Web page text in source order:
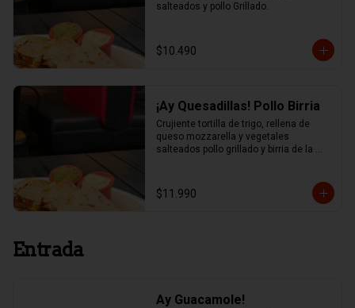
salteados y pollo Grillado.
$10.490
¡Ay Quesadillas! Pollo Birria
Crujiente tortilla de trigo, rellena de
queso mozzarella y vegetales
salteados pollo grillado y birria de la
$11.990
Entrada
Ay Guacamole!